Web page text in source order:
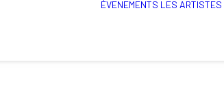
ÉVENEMENTS LES ARTISTES